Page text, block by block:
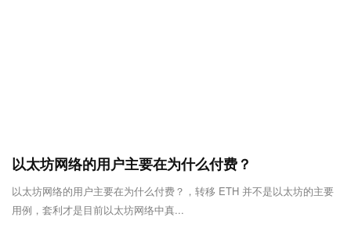
以太坊网络的用户主要在为什么付费？
以太坊网络的用户主要在为什么付费？，转移 ETH 并不是以太坊的主要
用例，套利才是目前以太坊网络中真...